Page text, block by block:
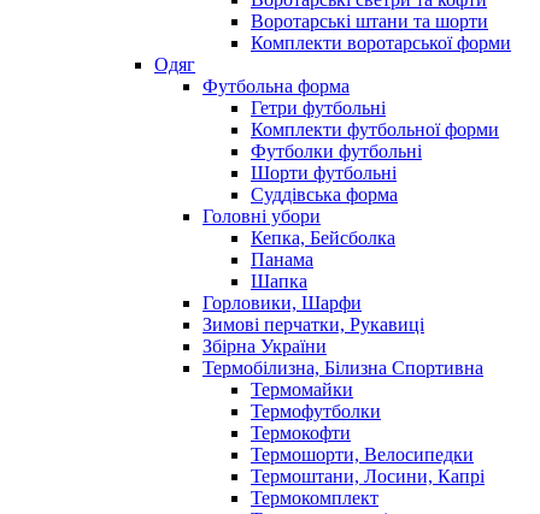
Воротарські штани та шорти
Комплекти воротарської форми
Одяг
Футбольна форма
Гетри футбольні
Комплекти футбольної форми
Футболки футбольні
Шорти футбольні
Суддівська форма
Головні убори
Кепка, Бейсболка
Панама
Шапка
Горловики, Шарфи
Зимові перчатки, Рукавиці
Збірна України
Термобілизна, Білизна Спортивна
Термомайки
Термофутболки
Термокофти
Термошорти, Велосипедки
Термоштани, Лосини, Капрі
Термокомплект